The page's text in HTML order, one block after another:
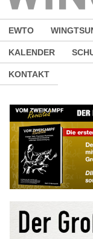
EWTO
KALENDER
KONTAKT